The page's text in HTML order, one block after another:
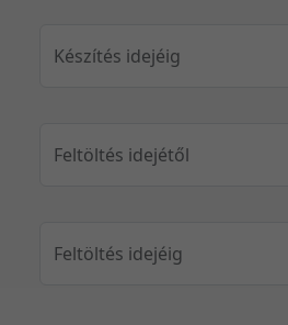
Készítés idejéig
Feltöltés idejétől
Feltöltés idejéig